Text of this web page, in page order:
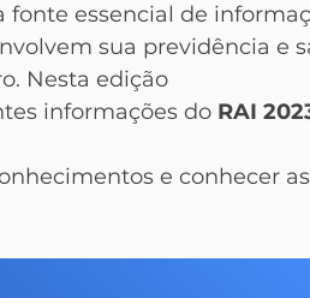
fonte essencial de
sua previdência e
Nesta edição
informações do RAI
e conhecer as